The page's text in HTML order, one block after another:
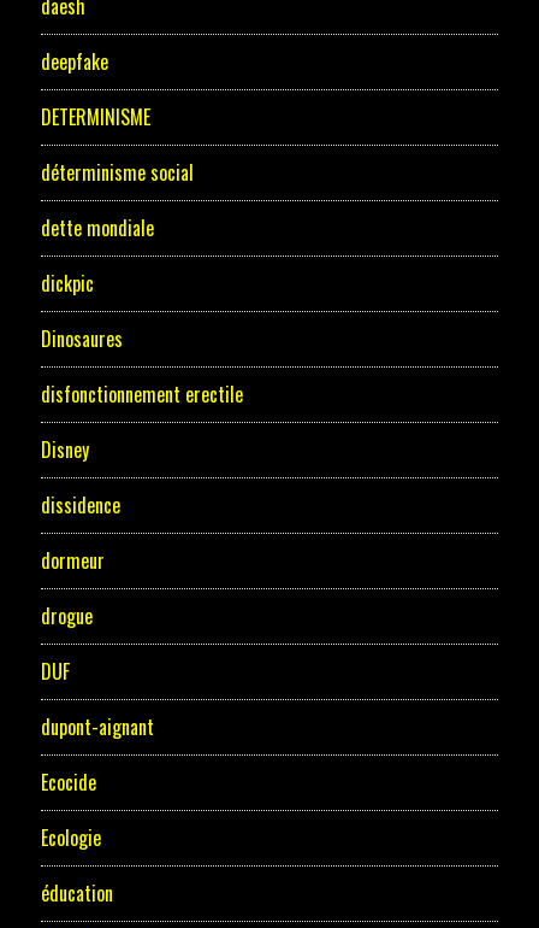
daesh
deepfake
DETERMINISME
déterminisme social
dette mondiale
dickpic
Dinosaures
disfonctionnement erectile
Disney
dissidence
dormeur
drogue
DUF
dupont-aignant
Ecocide
Ecologie
éducation